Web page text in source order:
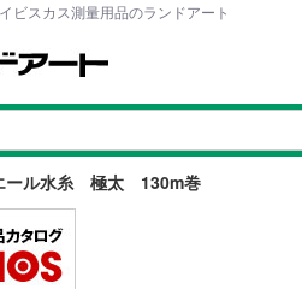
スカス測量用品のランドアート
ール水糸 極太 130m巻